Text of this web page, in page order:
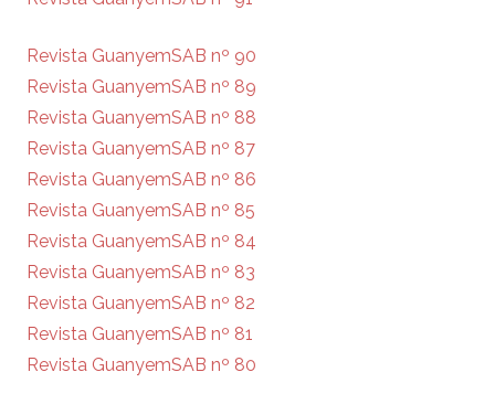
Revista GuanyemSAB nº 90
Revista GuanyemSAB nº 89
Revista GuanyemSAB nº 88
Revista GuanyemSAB nº 87
Revista GuanyemSAB nº 86
Revista GuanyemSAB nº 85
Revista GuanyemSAB nº 84
Revista GuanyemSAB nº 83
Revista GuanyemSAB nº 82
Revista GuanyemSAB nº 81
Revista GuanyemSAB nº 80